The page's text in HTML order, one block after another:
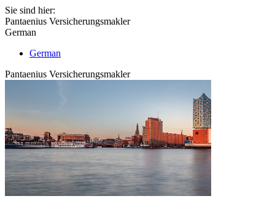
Sie sind hier:
Pantaenius Versicherungsmakler
German
German
Pantaenius Versicherungsmakler